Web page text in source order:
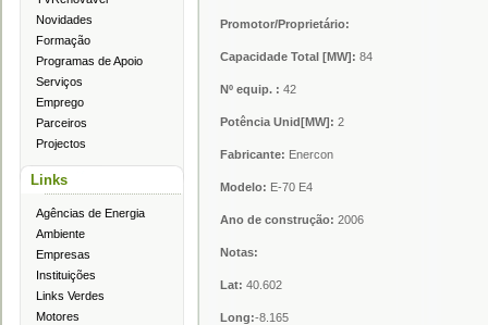
Novidades
Formação
Programas de Apoio
Serviços
Emprego
Parceiros
Projectos
Links
Agências de Energia
Ambiente
Empresas
Instituições
Links Verdes
Motores
Promotor/Proprietário:
Capacidade Total [MW]: 84
Nº equip. : 42
Potência Unid[MW]: 2
Fabricante: Enercon
Modelo: E-70 E4
Ano de construção: 2006
Notas:
Lat: 40.602
Long:-8.165